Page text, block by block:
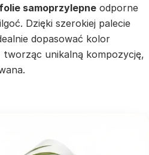
folie samoprzylepne odporne
Dzięki szerokiej palecie
dopasować kolor
tworząc unikalną kompozycję,